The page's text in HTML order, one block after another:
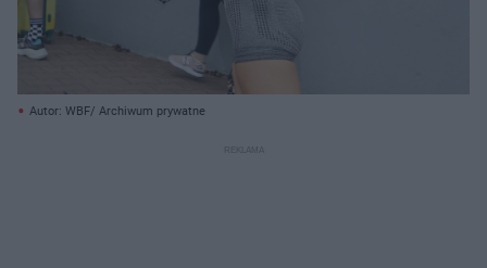
Autor: WBF/ Archiwum prywatne